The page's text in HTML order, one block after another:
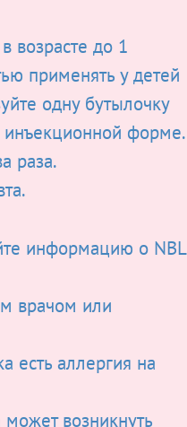
возрасте до 1
применять у детей
одну бутылочку
инъекционной форме.
раза.
информацию о NBL
врачом или
есть аллергия на
возникнуть